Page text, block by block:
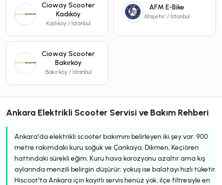
Cioway Scooter
Kadıköy
Kadıköy / İstanbul
AFM E-Bike
Ataşehir / İstanbul
Cioway Scooter
Bakırköy
Bakırköy / İstanbul
Ankara Elektrikli Scooter Servisi ve Bakım Rehberi
Ankara'da elektrikli scooter bakımını belirleyen iki şey var: 900
metre rakımdaki kuru soğuk ve Çankaya, Dikmen, Keçiören
hattındaki sürekli eğim. Kuru hava korozyonu azaltır ama kış
aylarında menzili belirgin düşürür; yokuş ise balatayı hızlı tüketir.
Hiscoot'ta Ankara için kayıtlı servis henüz yok, ilçe filtresiyle en